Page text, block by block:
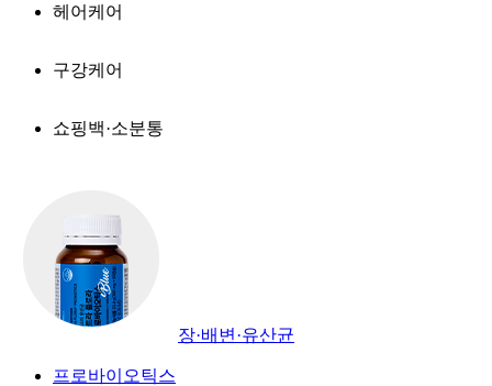
헤어케어
구강케어
쇼핑백·소분통
장·배변·유산균
프로바이오틱스